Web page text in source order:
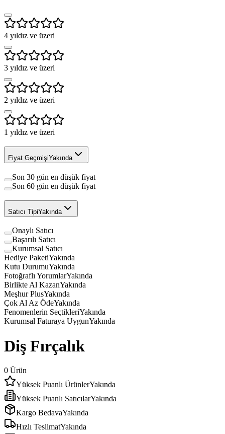
4 yıldız ve üzeri
3 yıldız ve üzeri
2 yıldız ve üzeri
1 yıldız ve üzeri
Fiyat GeçmişiYakında
Son 30 gün en düşük fiyat
Son 60 gün en düşük fiyat
Satıcı TipiYakında
Onaylı Satıcı
Başarılı Satıcı
Kurumsal Satıcı
Hediye PaketiYakında
Kutu DurumuYakında
Fotoğraflı YorumlarYakında
Birlikte Al KazanYakında
Meşhur PlusYakında
Çok Al Az ÖdeYakında
Fenomenlerin SeçtikleriYakında
Kurumsal Faturaya UygunYakında
Diş Fırçalık
0 Ürün
Yüksek Puanlı ÜrünlerYakında
Yüksek Puanlı SatıcılarYakında
Kargo BedavaYakında
Hızlı TeslimatYakında